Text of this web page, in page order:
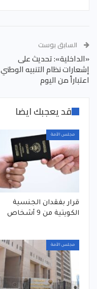
السابق بوست
«الداخلية»: تحديث على
إشعارات نظام التنبيه الوطني
اعتباراً من اليوم
قد يعجبك ايضا
مجلس الأمة
قرار بفقدان الجنسية
الكويتية من 9 أشخاص
مجلس الأمة